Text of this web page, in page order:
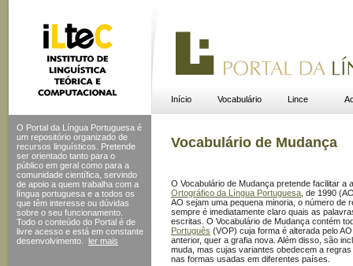
Início Vocabulário Lince
O Portal da Língua Portuguesa é
um repositório organizado de
recursos linguísticos. Pretende
ser orientado tanto para o
público em geral como para a
comunidade científica, servindo
de apoio a quem trabalha com a
língua portuguesa e a todos os
que têm interesse ou dúvidas
sobre o seu funcionamento.
Todo o conteúdo do Portal é de
livre acesso e está em constante
desenvolvimento.
ler mais
Vocabulário de Mudança
O Vocabulário de Mudança pretende facilitar
Ortográfico da Língua Portuguesa , de 1990
AO sejam uma pequena minoria, o número de
sempre é imediatamente claro quais as
escritas. O Vocabulário de Mudança contém
Português (VOP) cuja forma é alterada pelo
anterior, quer a grafia nova. Além disso, são
muda, mas cujas variantes obedecem a
nas formas usadas em diferentes países.